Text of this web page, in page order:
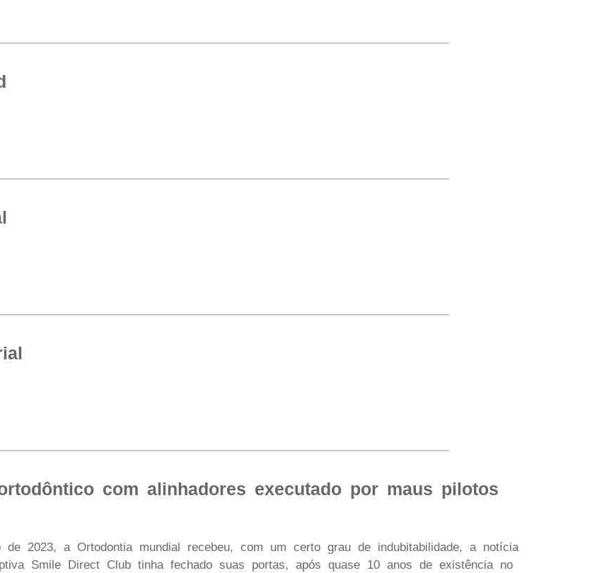
com alinhadores executado por maus pilotos
de 2023, a Ortodontia mundial recebeu, com um certo grau de indubitabilidade, a notícia
Smile Direct Club tinha fechado suas portas, após quase 10 anos de existência no